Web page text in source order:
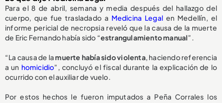
Para el 8 de abril, semana y media después del hallazgo del
cuerpo, que fue trasladado a Medicina Legal en Medellín, el
informe pericial de necropsia reveló que la causa de la muerte
de Eric Fernando había sido “estrangulamiento manual”.
“La causa de lamuerte había sido violenta, haciendo referencia
a un homicidio”, concluyó el fiscal durante la explicación de lo
ocurrido con el auxiliar de vuelo.
Por estos hechos le fueron imputados a Peña Corrales los